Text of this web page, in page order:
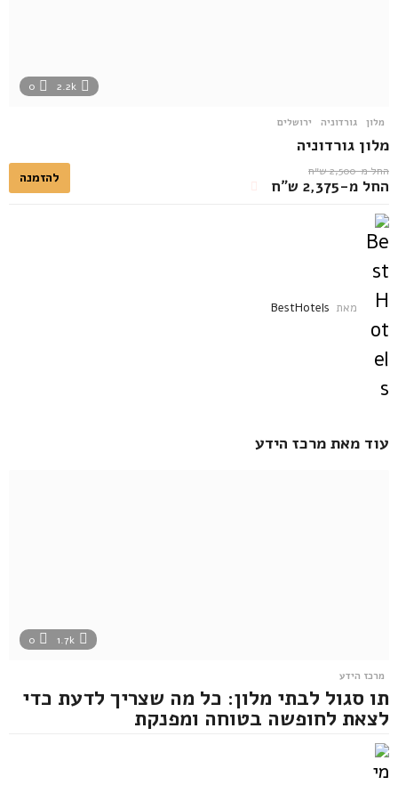
2.2k
0
מלון גורדוניה ,
ירושלים
מלון גורדוניה
החל מ-2,500 ש״ח
החל מ-2,375 ש״ח להזמנה
מאת BestHotels
עוד מאת מרכז הידע
1.7k
0
מרכז הידע
תו סגול לבתי מלון: כל מה שצריך לדעת כדי
לצאת לחופשה בטוחה ומפנקת